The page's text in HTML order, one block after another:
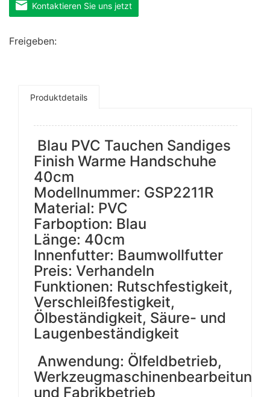
Kontaktieren Sie uns jetzt
Freigeben:
Produktdetails
Blau PVC Tauchen Sandiges
Finish Warme Handschuhe
40cm
Modellnummer: GSP2211R
Material: PVC
Farboption: Blau
Länge: 40cm
Innenfutter: Baumwollfutter
Preis: Verhandeln
Funktionen: Rutschfestigkeit,
Verschleißfestigkeit,
Ölbeständigkeit, Säure- und
Laugenbeständigkeit
Anwendung: Ölfeldbetrieb,
Werkzeugmaschinenbearbeitung
und Fabrikbetrieb